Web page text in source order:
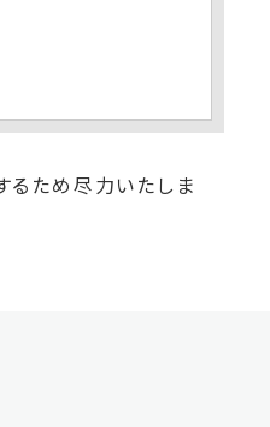
るため尽力いたしま